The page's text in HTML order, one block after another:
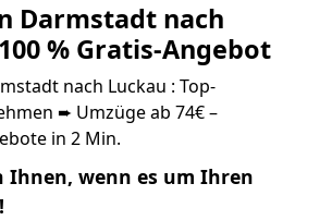
Darmstadt nach
% Gratis-Angebot
nach Luckau : Top-
➨ Umzüge ab 74€ –
in 2 Min.
Ihnen, wenn es um Ihren